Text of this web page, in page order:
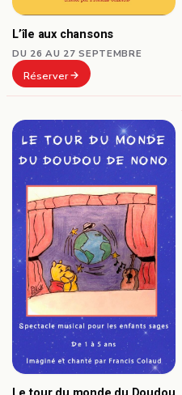
L’île aux chansons
DU 26 AU 27 SEPTEMBRE
Réserver